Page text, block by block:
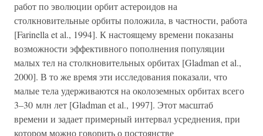
работ по эволюции орбит астероидов на
столкновительные орбиты положила, в частности, работа
[Farinella et al., 1994]. К настоящему времени показаны
возможности эффективного пополнения популяции
малых тел на столкновительных орбитах [Gladman et al.,
2000]. В то же время эти исследования показали, что
малые тела удерживаются на околоземных орбитах всего
3–30 млн лет [Gladman et al., 1997]. Этот масштаб
времени и задает примерный интервал усреднения, при
котором можно говорить о постоянстве